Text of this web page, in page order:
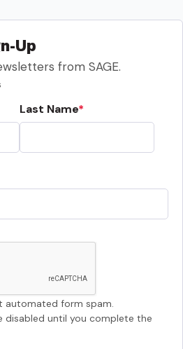
Up
from SAGE.
Last Name
automated form spam.
disabled until you complete the